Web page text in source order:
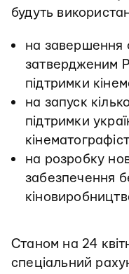
будуть
на завершення
затвердженим
підтримки
на запуск
підтримки
на розробку
забезпечення
Станом на 24
спеціальний